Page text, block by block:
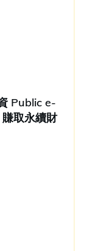
Public e-
取永續財